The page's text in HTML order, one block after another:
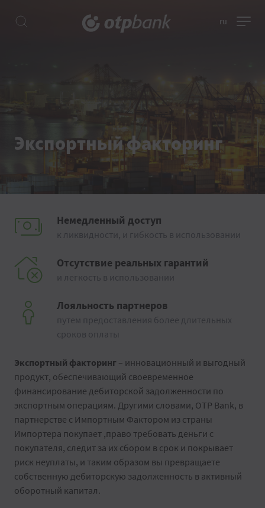
ru
Экспортный факторинг
Немедленный доступ
к ликвидности, и гибкость в использовании
Oтсутствиe реальных гарантий
и легкость в использовании
Лояльность партнеров
путем предоставления более длительных
сроков оплаты
Экспортный факторинг – инновационный и выгодный
продукт, обеспечивающий своевременное
финансирование дебиторской задолженности по
экспортным операциям. Другими словами, OTP Bank, в
партнерстве с Импортным Фактором из страны
Импортера покупает ,право требовать деньги с
покупателя, следит за их сбором в срок и покрывает
риск неуплаты, и таким образом вы превращаете
собственную дебиторскую задолженность в активный
оборотный капитал.